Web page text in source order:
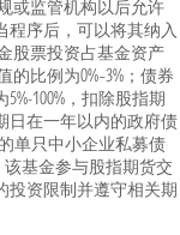
或监管机构以后允许
程序后，可以将其纳入
股票投资占基金资产
的比例为0%–3%；债券
100%，扣除股指期
日在一年以内的政府债
单只中小企业私募债
该基金参与股指期货交
投资限制并遵守相关期